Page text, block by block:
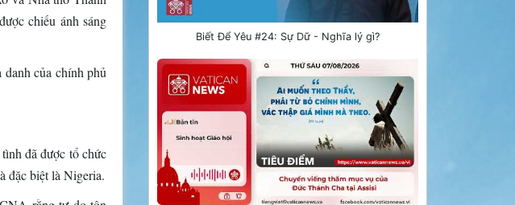
chiếu ánh sáng
của chính phủ
đã được tổ chức
đặc biệt là Nigeria.
Biết Để Yêu #24: Sự Dữ - Nghĩa lý gì?